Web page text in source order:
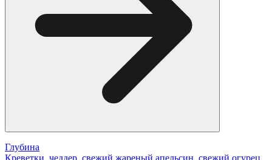
Глубина
Креветки, чеддер, свежий жареный апельсин, свежий огурец,